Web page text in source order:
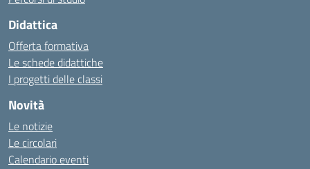
Didattica
Offerta formativa
Le schede didattiche
I progetti delle classi
Novità
Le notizie
Le circolari
Calendario eventi